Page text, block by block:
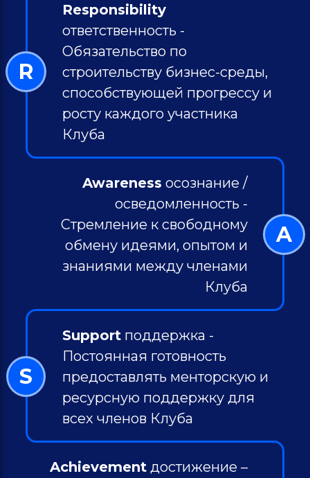
R
Responsibility
ответственность -
Обязательство по
строительству бизнес-среды,
способствующей прогрессу и
росту каждого участника
Клуба
Awareness осознание /
осведомленность -
Стремление к свободному
обмену идеями, опытом и
знаниями между членами
Клуба
A
S
Supportподдержка -
Постоянная готовность
предоставлять менторскую и
ресурсную поддержку для
всех членов Клуба
Achievement достижение –